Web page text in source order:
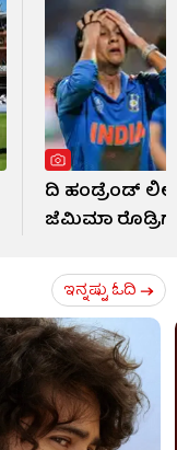
ದಿ ಹಂಡ್ರೆಂಡ್
ಜೆಮಿಮಾ
ಇನ್ನಷ್ಟು ಓದಿ